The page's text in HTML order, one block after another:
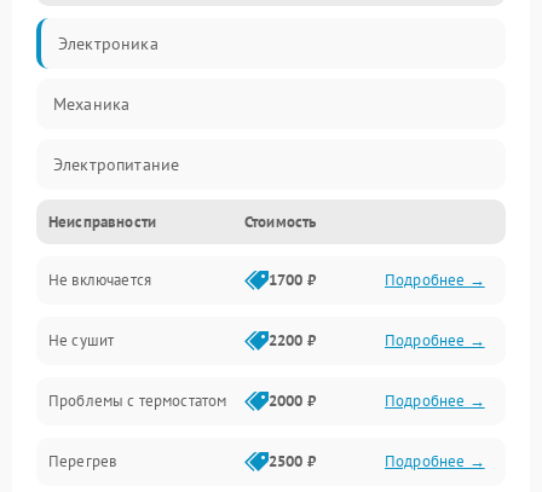
Электроника
Механика
Электропитание
Нагрев
Механические повреждения
Оптика
Программное обеспечение
Датчики
Неисправности Стоимость
Не включается 1700 ₽ Подробнее →
Не сушит 2200 ₽ Подробнее →
Проблемы с термостатом 2000 ₽ Подробнее →
Перегрев 2500 ₽ Подробнее →